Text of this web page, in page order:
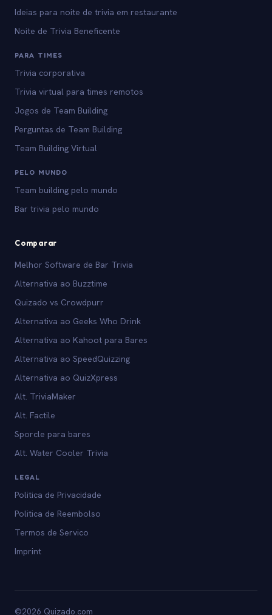
Ideias para noite de trivia em restaurante
Noite de Trivia Beneficente
PARA TIMES
Trivia corporativa
Trivia virtual para times remotos
Jogos de Team Building
Perguntas de Team Building
Team Building Virtual
PELO MUNDO
Team building pelo mundo
Bar trivia pelo mundo
Comparar
Melhor Software de Bar Trivia
Alternativa ao Buzztime
Quizado vs Crowdpurr
Alternativa ao Geeks Who Drink
Alternativa ao Kahoot para Bares
Alternativa ao SpeedQuizzing
Alternativa ao QuizXpress
Alt. TriviaMaker
Alt. Factile
Sporcle para bares
Alt. Water Cooler Trivia
LEGAL
Politica de Privacidade
Politica de Reembolso
Termos de Servico
Imprint
©2026 Quizado.com